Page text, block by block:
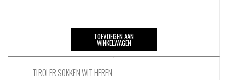
TOEVOEGEN AAN
WINKELWAGEN
TIROLER SOKKEN WIT HEREN